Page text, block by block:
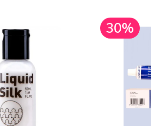
30%